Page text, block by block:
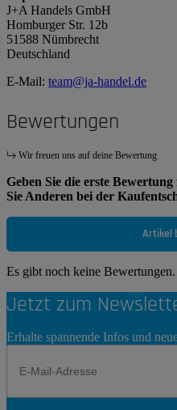
J+A Handels GmbH
Homburger Str. 12b
51588 Nümbrecht
Deutschland
E-Mail: team@ja-handel.de
Bewertungen
Wir freuen uns auf deine Bewertung
Geben Sie die erste
Sie Anderen bei der
Artikel
Es gibt noch keine Bewertungen.
Jetzt zum
Erhalte spannende Infos und